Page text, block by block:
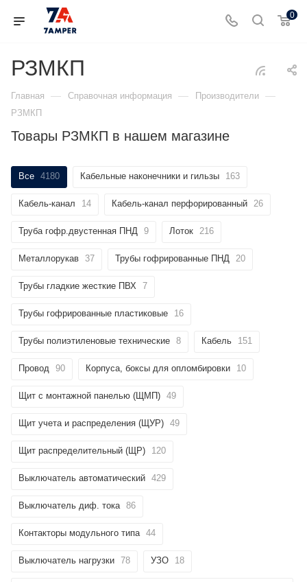
0
РЗМКП
Главная — Справочная информация — Производители —
РЗМКП
Товары РЗМКП в нашем магазине
Все 4180 Кабельные наконечники и гильзы 163
Кабель-канал 14 Кабель-канал перфорированный 26
Труба гофр.двустенная ПНД 9 Лоток 216
Металлорукав 37 Трубы гофрированные ПНД 20
Трубы гладкие жесткие ПВХ 7
Трубы гофрированные пластиковые 16
Трубы полиэтиленовые технические 8 Кабель 151
Провод 90 Корпуса, боксы для опломбировки 10
Щит с монтажной панелью (ЩМП) 49
Щит учета и распределения (ЩУР) 49
Щит распределительный (ЩР) 120
Выключатель автоматический 429
Выключатель диф. тока 86
Контакторы модульного типа 44
Выключатель нагрузки 78 УЗО 18